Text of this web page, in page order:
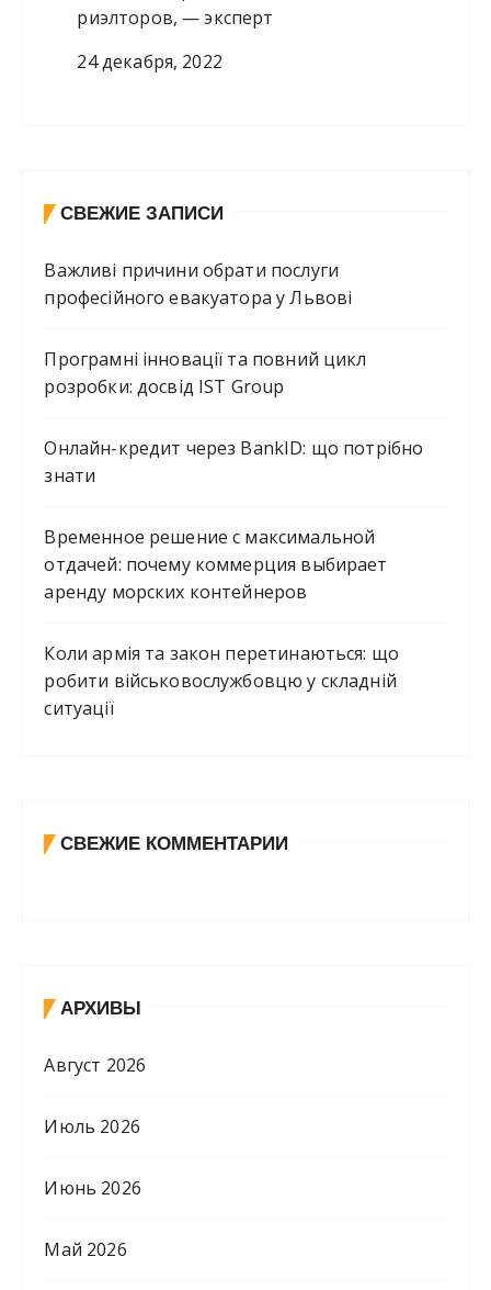
риэлторов, — эксперт
24 декабря, 2022
СВЕЖИЕ ЗАПИСИ
Важливі причини обрати послуги
професійного евакуатора у Львові
Програмні інновації та повний цикл
розробки: досвід IST Group
Онлайн-кредит через BankID: що потрібно
знати
Временное решение с максимальной
отдачей: почему коммерция выбирает
аренду морских контейнеров
Коли армія та закон перетинаються: що
робити військовослужбовцю у складній
ситуації
СВЕЖИЕ КОММЕНТАРИИ
АРХИВЫ
Август 2026
Июль 2026
Июнь 2026
Май 2026